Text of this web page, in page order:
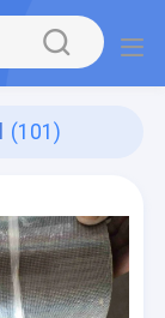
(101)